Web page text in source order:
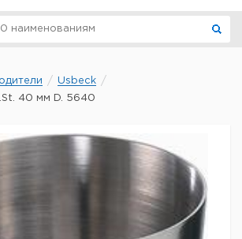
Usbeck
40 мм D. 5640